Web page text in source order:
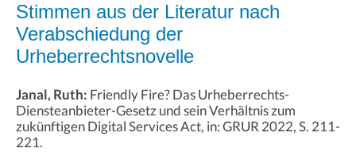
Stimmen aus der Literatur nach
Verabschiedung der
Urheberrechtsnovelle
Janal, Ruth: Friendly Fire? Das Urheberrechts-
Diensteanbieter-Gesetz und sein Verhältnis zum
zukünftigen Digital Services Act, in: GRUR 2022, S. 211-
221.